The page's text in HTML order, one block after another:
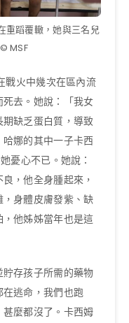
重蹈覆轍，她與三名兒
MSF
戰火中幾次在區內流
去。她說：「我女
缺乏蛋白質，導致
娜的其中一子卡西
憂心不已。她說：
，他全身腫起來，
身體皮膚發紫、缺
他姊姊當年也是這
存孩子所需的藥物
逃命，我們也跑
麼都沒了。卡西姆